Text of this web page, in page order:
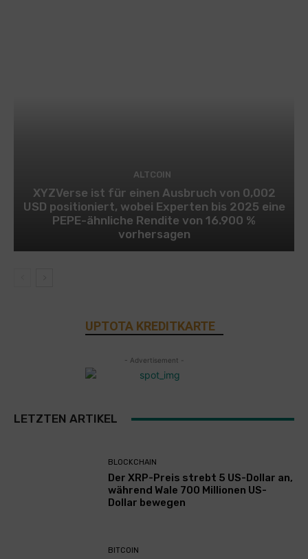
ALTCOIN
XYZVerse ist für einen Ausbruch von 0,002
USD positioniert, wobei Experten bis 2025 eine
PEPE-ähnliche Rendite von 16.900 %
vorhersagen
UPTOTA KREDITKARTE
- Advertisement -
LETZTEN ARTIKEL
BLOCKCHAIN
Der XRP-Preis strebt 5 US-Dollar an,
während Wale 700 Millionen US-
Dollar bewegen
BITCOIN